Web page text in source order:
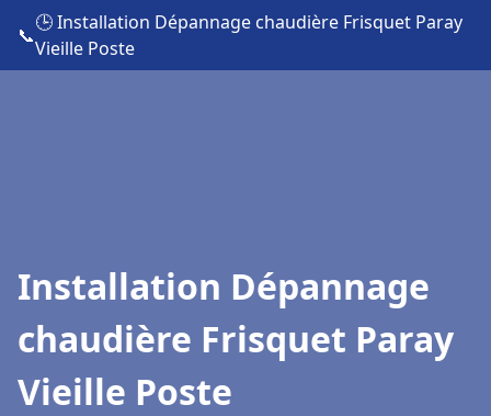
📞
🕒 Installation Dépannage chaudière Frisquet Paray
Vieille Poste
Installation Dépannage
chaudière Frisquet Paray
Vieille Poste